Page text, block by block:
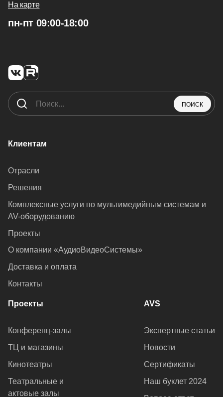
На карте
пн-пт 09:00-18:00
ПОИСК
Клиентам
Отрасли
Решения
Комплексные услуги по мультимедийным системам и
AV-оборудованию
Проекты
О компании «АудиоВидеоСистемы»
Доставка и оплата
Контакты
Проекты
Конференц-залы
ТЦ и магазины
Кинотеатры
Театральные и
актовые залы
AVS
Экспертные статьи
Новости
Сертификаты
Наш буклет 2024